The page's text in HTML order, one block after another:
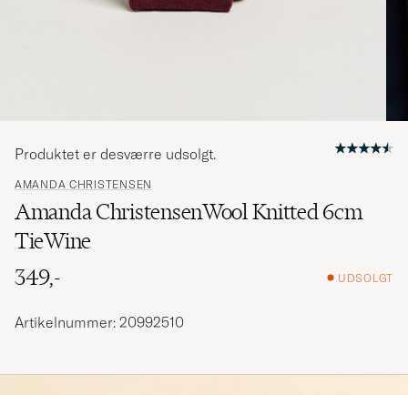
AMANDA CHRISTENSEN
Amanda ChristensenWool Knitted 6cm
TieWine
349,-
UDSOLGT
Produktet er desværre udsolgt.
Artikelnummer: 20992510